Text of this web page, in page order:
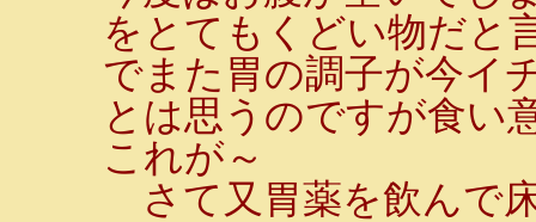
をとてもくどい物だと
でまた胃の調子が今イ
とは思うのですが食い
これが～
さて又胃薬を飲んで